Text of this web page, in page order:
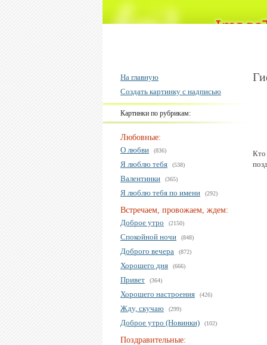
На главную
Создать картинку с надписью
Картинки по рубрикам:
Любовные:
О любви
(836)
Я люблю тебя (538)
Валентинки (365)
Я люблю тебя по имени (292)
Встречаем, провожаем, ждем:
Доброе утро
(2150)
Спокойной ночи (848)
Доброго вечера (872)
Хорошего дня (666)
Привет (364)
Хорошего настроения (426)
Жду, скучаю (299)
Доброе утро (Новинки) (102)
Поздравительные:
Кто